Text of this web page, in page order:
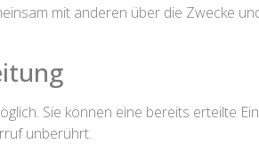
mit anderen über die Zwecke
Sie können eine bereits erteilte
unberührt.